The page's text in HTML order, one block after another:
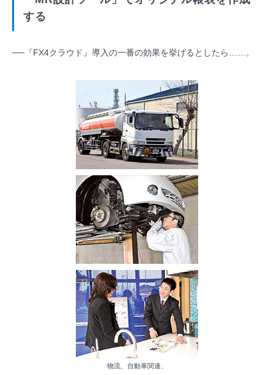
する
──『FX4クラウド』導入の一番の効果を挙げるとしたら……。
物流、自動車関連、